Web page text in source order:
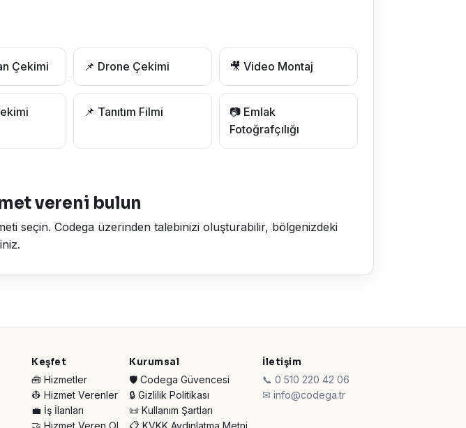
Çekimi 📌 Drone Çekimi 🎥 Video Montaj
📌 Tanıtım Filmi
📷 Emlak
Fotoğrafçılığı
vereni bulun
seçin. Codega üzerinden talebinizi oluşturabilir, bölgenizdeki
Keşfet
🧰 Hizmetler
👷 Hizmet Verenler
💼 İş İlanları
🤝 Hizmet Veren Ol
Kurumsal
🛡️ Codega Güvencesi
🔒 Gizlilik Politikası
📜 Kullanım Şartları
📋 KVKK Aydınlatma Metni
İletişim
📞 0 510 220 42 06
✉ info@codega.tr